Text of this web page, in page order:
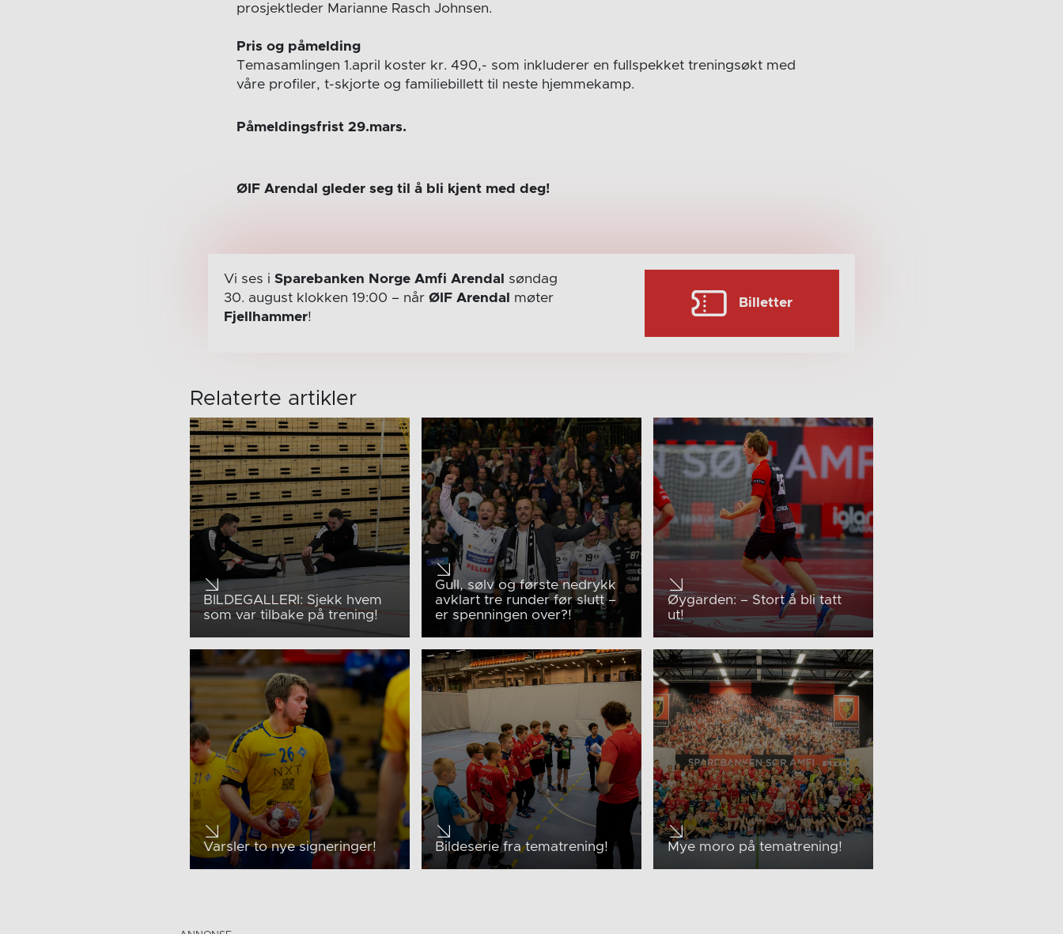
prosjektleder Marianne Rasch Johnsen.
Pris og påmelding
Temasamlingen 1.april koster kr. 490,- som inkluderer en fullspekket treningsøkt med
våre profiler, t-skjorte og familiebillett til neste hjemmekamp.
Påmeldingsfrist 29.mars.
ØIF Arendal gleder seg til å bli kjent med deg!
Vi ses i Sparebanken Norge Amfi Arendal
søndag
30. august klokken 19:00 – når ØIF Arendal
møter
Fjellhammer!
Billetter
Relaterte artikler
BILDEGALLERI: Sjekk hvem
som var tilbake på trening!
Gull, sølv og første nedrykk
avklart tre runder før slutt –
er spenningen over?!
Øygarden: – Stort å bli tatt
ut!
Varsler to nye signeringer! Bildeserie fra tematrening! Mye moro på tematrening!